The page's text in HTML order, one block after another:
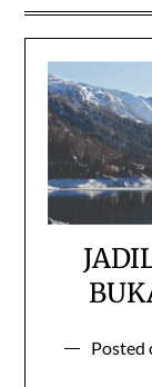
Posted